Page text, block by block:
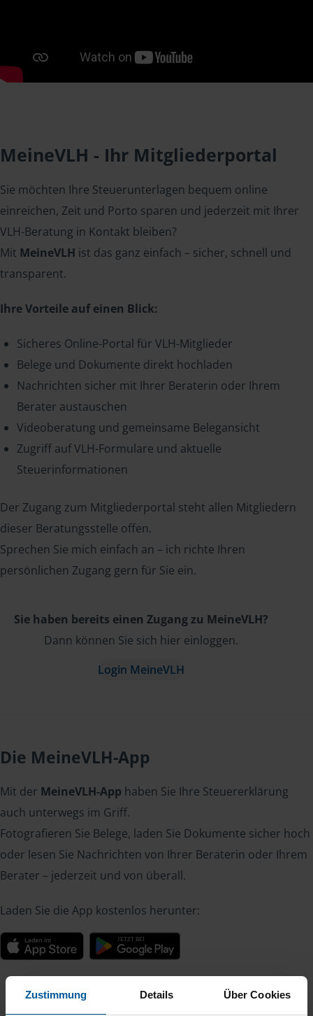
Zustimmung Details Über Cookies
MeineVLH - Ihr Mitgliederportal
Sie möchten Ihre Steuerunterlagen bequem online
einreichen, Zeit und Porto sparen und jederzeit mit Ihrer
VLH-Beratung in Kontakt bleiben?
Mit MeineVLH ist das ganz einfach – sicher, schnell und
transparent.
Ihre Vorteile auf einen Blick:
Sicheres Online-Portal für VLH-Mitglieder
Belege und Dokumente direkt hochladen
Nachrichten sicher mit Ihrer Beraterin oder Ihrem
Berater austauschen
Videoberatung und gemeinsame Belegansicht
Zugriff auf VLH-Formulare und aktuelle
Steuerinformationen
Der Zugang zum Mitgliederportal steht allen Mitgliedern
dieser Beratungsstelle offen.
Sprechen Sie mich einfach an – ich richte Ihren
persönlichen Zugang gern für Sie ein.
Sie haben bereits einen Zugang zu MeineVLH?
Dann können Sie sich hier einloggen.
Login MeineVLH
Die MeineVLH-App
Mit der MeineVLH-App haben Sie Ihre Steuererklärung
auch unterwegs im Griff.
Fotografieren Sie Belege, laden Sie Dokumente sicher hoch
oder lesen Sie Nachrichten von Ihrer Beraterin oder Ihrem
Berater – jederzeit und von überall.
Laden Sie die App kostenlos herunter: